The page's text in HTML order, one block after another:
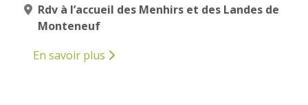
Rdv à l’accueil des Menhirs et des Landes de
Monteneuf
En savoir plus